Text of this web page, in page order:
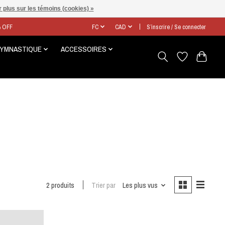
OFF FC CAD S’inscrire / Se connecter
ACCESSOIRES
2 produits Trier par Les plus vus
plus sur les témoins (cookies) »